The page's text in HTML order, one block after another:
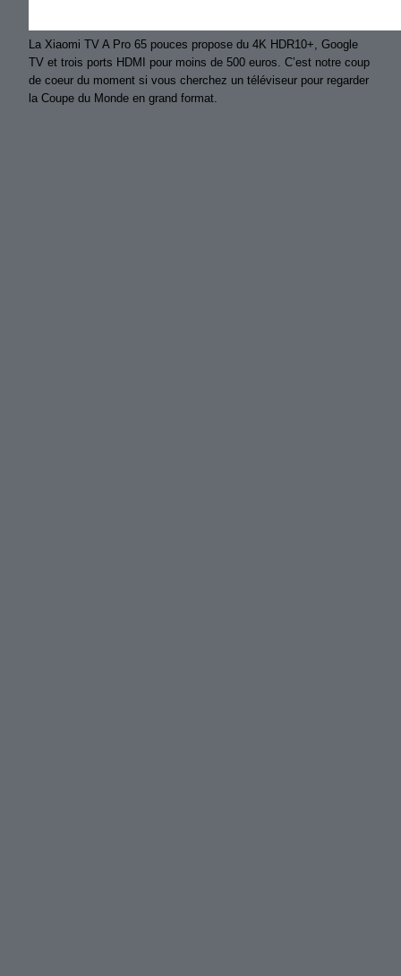
La Xiaomi TV A Pro 65 pouces propose du 4K HDR10+, Google
TV et trois ports HDMI pour moins de 500 euros. C’est notre coup
de coeur du moment si vous cherchez un téléviseur pour regarder
la Coupe du Monde en grand format.